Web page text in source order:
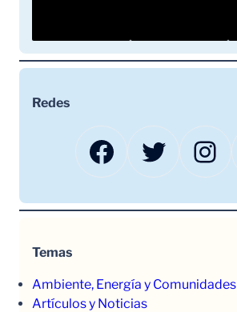
Redes
Facebook Twitter Instagram
Temas
Ambiente, Energía y Comunidades
Artículos y Noticias